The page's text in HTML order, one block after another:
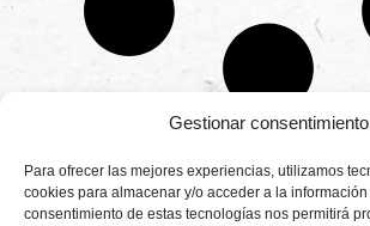
Gestionar consentimiento
Para ofrecer las mejores experiencias, utilizamos
cookies para almacenar y/o acceder a la información
consentimiento de estas tecnologías nos permitirá
Productores
de
CONTÁCTANOS
Camino de
Montemayor s/n